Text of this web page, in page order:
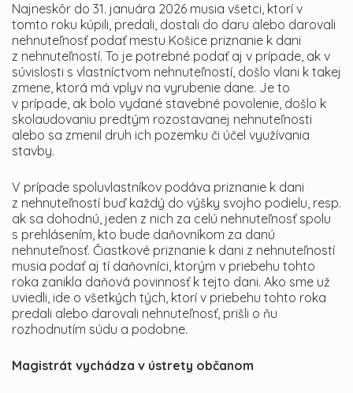
Najneskôr do 31. januára 2026 musia všetci, ktorí v
tomto roku kúpili, predali, dostali do daru alebo darovali
nehnuteľnosť podať mestu Košice priznanie k dani
z nehnuteľností. To je potrebné podať aj v prípade, ak v
súvislosti s vlastníctvom nehnuteľností, došlo vlani k takej
zmene, ktorá má vplyv na vyrubenie dane. Je to
v prípade, ak bolo vydané stavebné povolenie, došlo k
skolaudovaniu predtým rozostavanej nehnuteľnosti
alebo sa zmenil druh ich pozemku či účel využívania
stavby.
V prípade spoluvlastníkov podáva priznanie k dani
z nehnuteľností buď každý do výšky svojho podielu, resp.
ak sa dohodnú, jeden z nich za celú nehnuteľnosť spolu
s prehlásením, kto bude daňovníkom za danú
nehnuteľnosť. Čiastkové priznanie k dani z nehnuteľností
musia podať aj tí daňovníci, ktorým v priebehu tohto
roka zanikla daňová povinnosť k tejto dani. Ako sme už
uviedli, ide o všetkých tých, ktorí v priebehu tohto roka
predali alebo darovali nehnuteľnosť, prišli o ňu
rozhodnutím súdu a podobne.
Magistrát vychádza v ústrety občanom